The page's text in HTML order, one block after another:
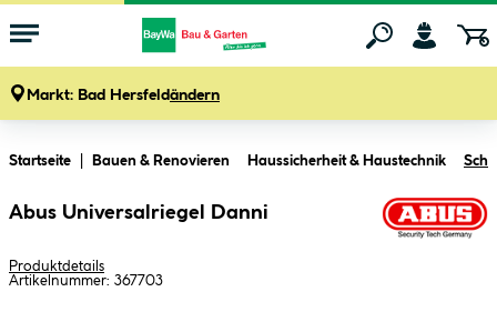
Markt: Bad Hersfeldändern
Startseite Bauen & Renovieren Haussicherheit & Haustechnik
Abus Universalriegel Danni
Produktdetails
Artikelnummer: 367703